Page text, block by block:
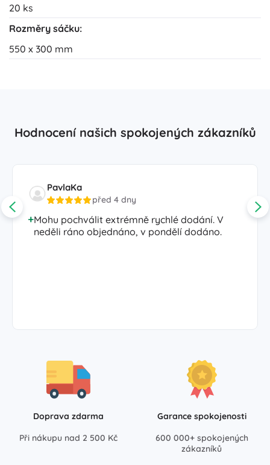
20 ks
Rozměry sáčku:
550 x 300 mm
Hodnocení našich spokojených zákazníků
PavlaKa
před 4 dny
Mohu pochválit extrémně rychlé dodání. V
neděli ráno objednáno, v pondělí dodáno.
Doprava zdarma
Při nákupu nad 2 500 Kč
Garance spokojenosti
600 000+ spokojených
zákazníků